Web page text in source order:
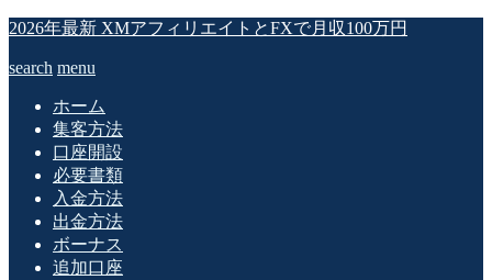
2026年最新 XMアフィリエイトとFXで月収100万円
search menu
ホーム
集客方法
口座開設
必要書類
入金方法
出金方法
ボーナス
追加口座